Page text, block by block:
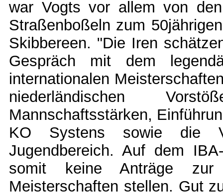
war Vogts vor allem von
Straßenboßeln zum
Skibbereen. "Die Iren
Gespräch mit dem
internationalen
niederländischen
Mannschaftsstärken,
KO Systens sowie die
Jugendbereich. Auf dem
somit keine Anträge zur
Meisterschaften stellen. Gut